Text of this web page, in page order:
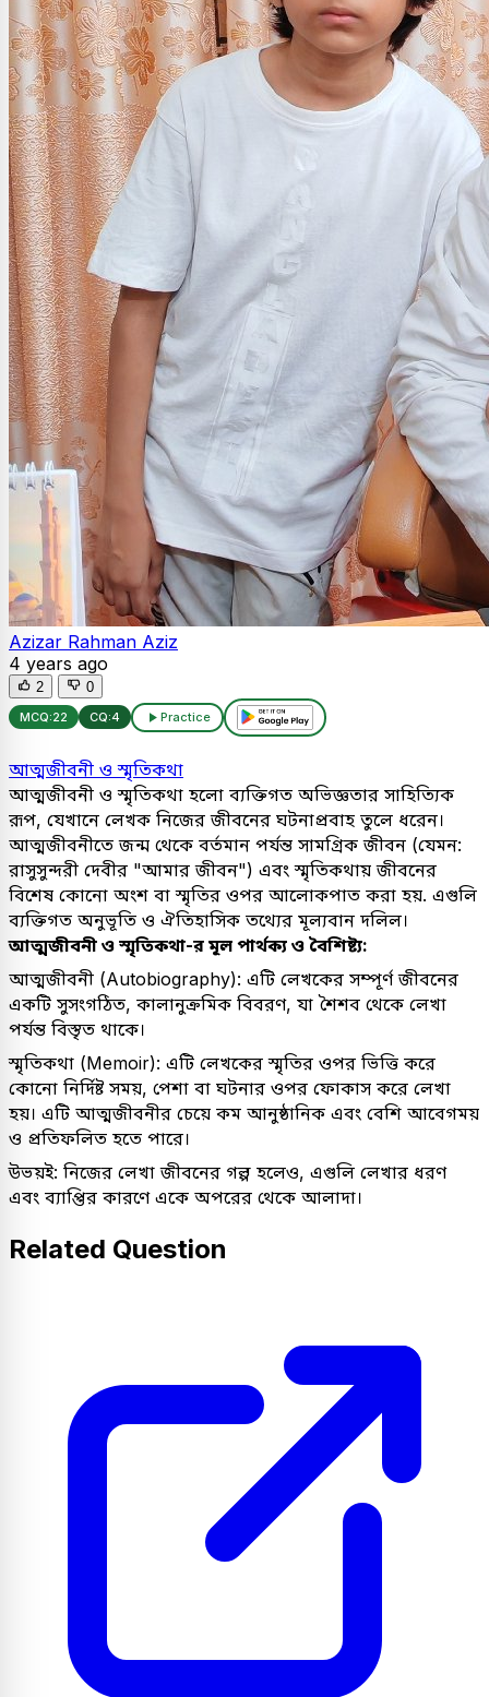
Azizar Rahman Aziz
4 years ago
2 0
MCQ:22 CQ:4 Practice
আত্মজীবনী ও স্মৃতিকথা
আত্মজীবনী ও স্মৃতিকথা হলো ব্যক্তিগত অভিজ্ঞতার সাহিত্যিক
রূপ, যেখানে লেখক নিজের জীবনের ঘটনাপ্রবাহ তুলে ধরেন।
আত্মজীবনীতে জন্ম থেকে বর্তমান পর্যন্ত সামগ্রিক জীবন (যেমন:
রাসুসুন্দরী দেবীর "আমার জীবন") এবং স্মৃতিকথায় জীবনের
বিশেষ কোনো অংশ বা স্মৃতির ওপর আলোকপাত করা হয়. এগুলি
ব্যক্তিগত অনুভূতি ও ঐতিহাসিক তথ্যের মূল্যবান দলিল।
আত্মজীবনী ও স্মৃতিকথা-র মূল পার্থক্য ও বৈশিষ্ট্য:
আত্মজীবনী (Autobiography): এটি লেখকের সম্পূর্ণ জীবনের
একটি সুসংগঠিত, কালানুক্রমিক বিবরণ, যা শৈশব থেকে লেখা
পর্যন্ত বিস্তৃত থাকে।
স্মৃতিকথা (Memoir): এটি লেখকের স্মৃতির ওপর ভিত্তি করে
কোনো নির্দিষ্ট সময়, পেশা বা ঘটনার ওপর ফোকাস করে লেখা
হয়। এটি আত্মজীবনীর চেয়ে কম আনুষ্ঠানিক এবং বেশি আবেগময়
ও প্রতিফলিত হতে পারে।
উভয়ই: নিজের লেখা জীবনের গল্প হলেও, এগুলি লেখার ধরণ
এবং ব্যাপ্তির কারণে একে অপরের থেকে আলাদা।
Related Question